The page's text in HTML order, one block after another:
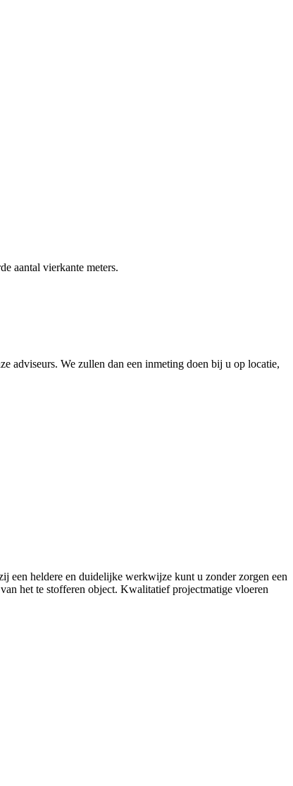
aantal vierkante meters.
adviseurs. We zullen dan een inmeting doen bij u op locatie,
een heldere en duidelijke werkwijze kunt u zonder zorgen een
het te stofferen object. Kwalitatief projectmatige vloeren